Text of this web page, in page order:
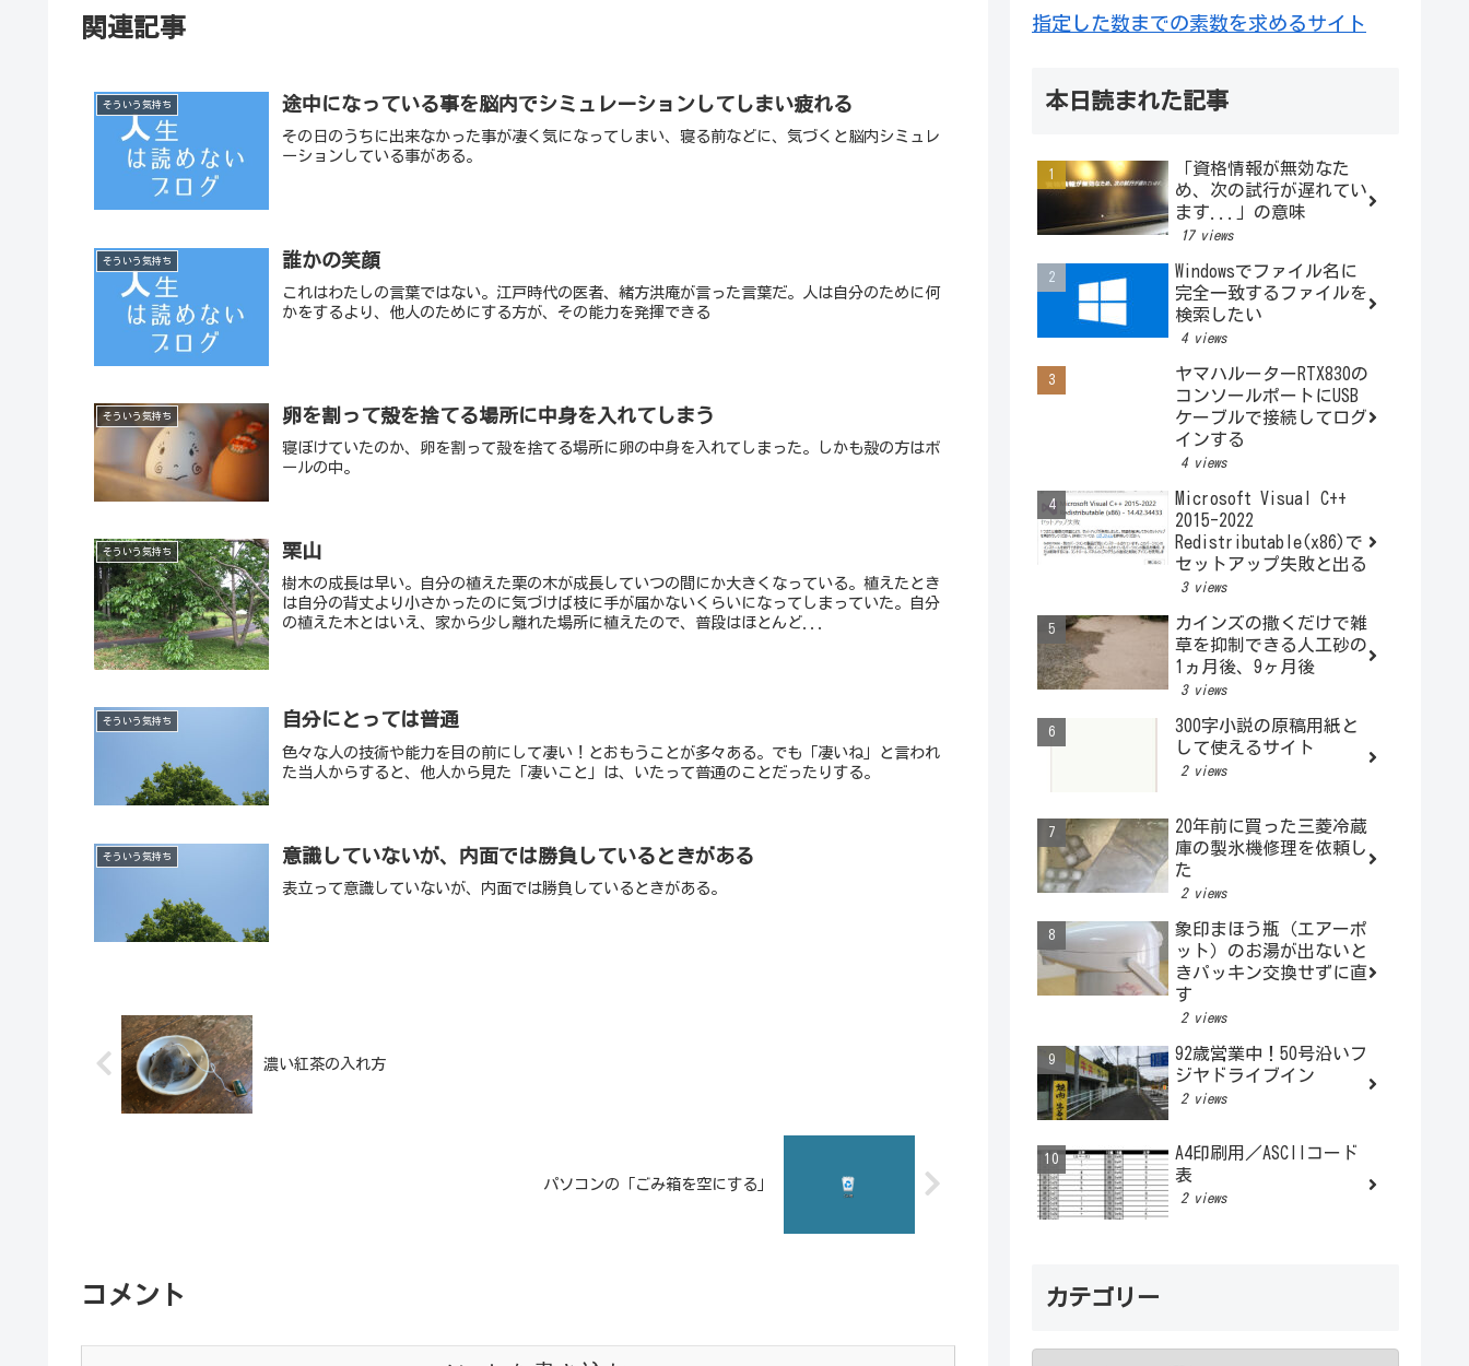
関連記事
そういう気持ち 途中になっている事を脳内でシミュレーションしてしまい疲れる
その日のうちに出来なかった事が凄く気になってしまい、寝る前などに、気づくと脳内シミュレ
ーションしている事がある。
そういう気持ち 誰かの笑顔
これはわたしの言葉ではない。江戸時代の医者、緒方洪庵が言った言葉だ。人は自分のために何
かをするより、他人のためにする方が、その能力を発揮できる
そういう気持ち 卵を割って殻を捨てる場所に中身を入れてしまう
寝ぼけていたのか、卵を割って殻を捨てる場所に卵の中身を入れてしまった。しかも殻の方はボ
ールの中。
そういう気持ち 栗山
樹木の成長は早い。自分の植えた栗の木が成長していつの間にか大きくなっている。植えたとき
は自分の背丈より小さかったのに気づけば枝に手が届かないくらいになってしまっていた。自分
の植えた木とはいえ、家から少し離れた場所に植えたので、普段はほとんど...
そういう気持ち 自分にとっては普通
色々な人の技術や能力を目の前にして凄い！とおもうことが多々ある。でも「凄いね」と言われ
た当人からすると、他人から見た「凄いこと」は、いたって普通のことだったりする。
そういう気持ち 意識していないが、内面では勝負しているときがある
表立って意識していないが、内面では勝負しているときがある。
濃い紅茶の入れ方
パソコンの「ごみ箱を空にする」
コメント
指定した数までの素数を求めるサイト
本日読まれた記事
「資格情報が無効なた
め、次の試行が遅れてい
ます...」の意味
17 views
Windowsでファイル名に
完全一致するファイルを
検索したい
4 views
ヤマハルーターRTX830の
コンソールポートにUSB
ケーブルで接続してログ
インする
4 views
Microsoft Visual C++
2015-2022
Redistributable(x86)で
セットアップ失敗と出る
3 views
カインズの撒くだけで雑
草を抑制できる人工砂の
1ヵ月後、9ヶ月後
3 views
300字小説の原稿用紙と
して使えるサイト
2 views
20年前に買った三菱冷蔵
庫の製氷機修理を依頼し
た
2 views
象印まほう瓶（エアーポ
ット）のお湯が出ないと
きパッキン交換せずに直
す
2 views
92歳営業中！50号沿いフ
ジヤドライブイン
2 views
A4印刷用／ASCIIコード
表
2 views
カテゴリー